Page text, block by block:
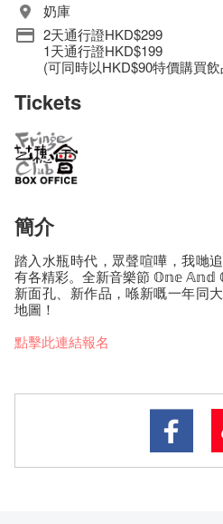
奶庫
2天通行證HKD$299
1天通行證HKD$199
(可同時以HKD$90特價購買
Tickets
簡介
踏入水瓶時代，眾聲喧嘩，我哋
有各精彩。全新音樂節 𝕆𝕟𝕖 𝔸𝕟𝕕
新面孔、新作品，喺新嘅一年同
地圖！
點擊此連結報名